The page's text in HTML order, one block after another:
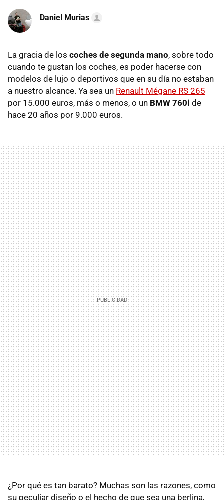
Daniel Murias
La gracia de los coches de segunda mano, sobre todo
cuando te gustan los coches, es poder hacerse con
modelos de lujo o deportivos que en su día no estaban
a nuestro alcance. Ya sea un Renault Mégane RS 265
por 15.000 euros, más o menos, o un BMW 760i de
hace 20 años por 9.000 euros.
¿Por qué es tan barato? Muchas son las razones, como
su peculiar diseño o el hecho de que sea una berlina,